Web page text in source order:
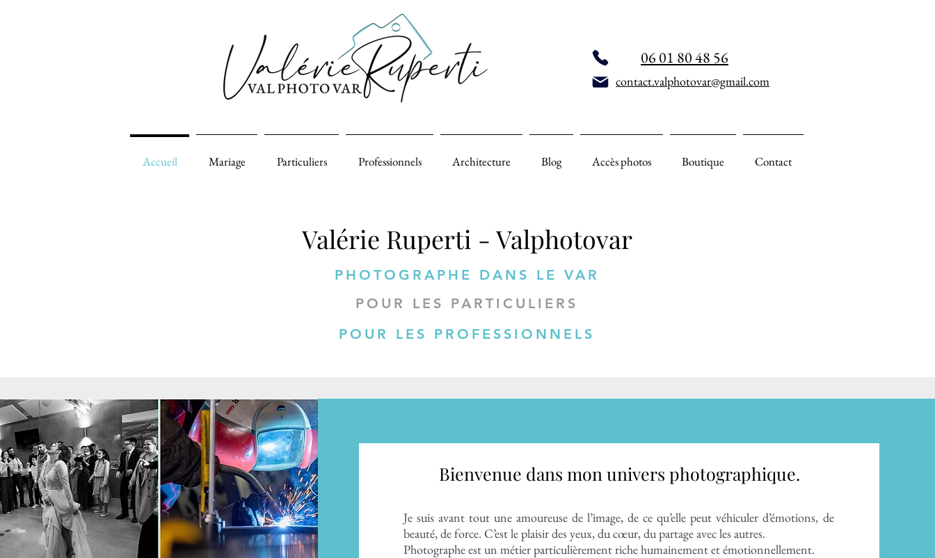
06 01 80 48 56
contact.valphotovar@gmail.com
Accueil Mariage Particuliers Professionnels Architecture Blog Accès photos Boutique Contact
Valérie Ruperti - Valphotovar
PHOTOGRAPHE DANS LE VAR
POUR LES PARTICULIERS
POUR LES PROFESSIONNELS
Bienvenue dans mon univers photographique.
Je suis avant tout une amoureuse de l’image, de ce qu’elle peut véhiculer d’émotions, de
beauté, de force. C’est le plaisir des yeux, du cœur, du partage avec les autres.
Photographe est un métier particulièrement riche humainement et émotionnellement.